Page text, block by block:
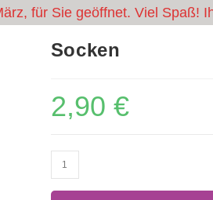
für Sie geöffnet. Viel Spaß!
Socken
2,90 €